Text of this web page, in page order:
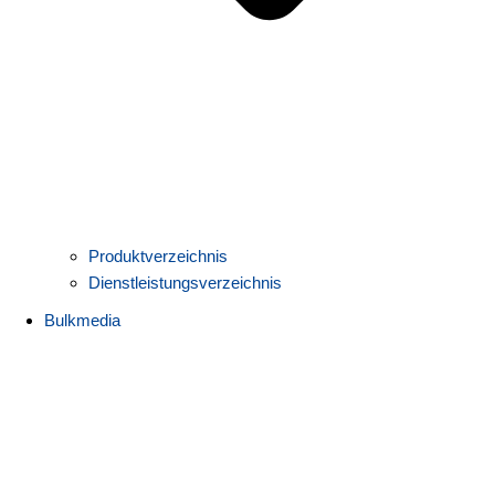
Produktverzeichnis
Dienstleistungsverzeichnis
Bulkmedia